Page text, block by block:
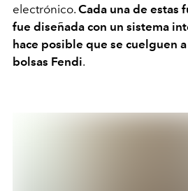
electrónico. Cada una de estas
fue diseñada con un sistema
hace posible que se cuelguen
bolsas Fendi.